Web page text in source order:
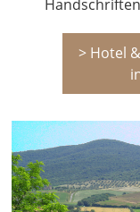
> Hotel